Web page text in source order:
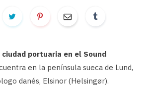
ciudad portuaria en el Sound
en la península sueca de Lund,
danés, Elsinor (Helsingør).